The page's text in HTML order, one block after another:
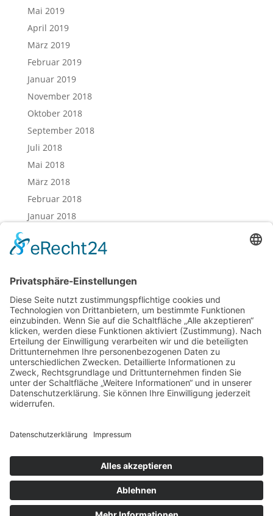
Mai 2019
April 2019
März 2019
Februar 2019
Januar 2019
November 2018
Oktober 2018
September 2018
Juli 2018
Mai 2018
März 2018
Februar 2018
Januar 2018
November 2017
August 2017
Juli 2017
Juni 2017
Mai 2017
April 2017
März 2017
Februar 2017
Cookie-Einstellungen
Sitemap
Förderer / Partner
Anfahrt